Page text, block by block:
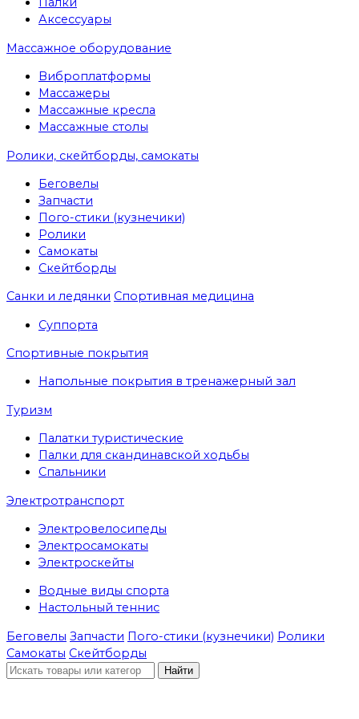
Аксессуары
Массажное оборудование
Виброплатформы
Массажеры
Массажные кресла
Массажные столы
Ролики, скейтборды, самокаты
Беговелы
Запчасти
Пого-стики (кузнечики)
Ролики
Самокаты
Скейтборды
Санки и ледянки Спортивная медицина
Суппорта
Спортивные покрытия
Напольные покрытия в тренажерный зал
Туризм
Палатки туристические
Палки для скандинавской ходьбы
Спальники
Электротранспорт
Электровелосипеды
Электросамокаты
Электроскейты
Водные виды спорта
Настольный теннис
Беговелы Запчасти Пого-стики (кузнечики) Ролики
Самокаты Скейтборды
Найти